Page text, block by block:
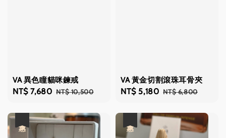
VA 異色瞳貓咪鍊戒
Sale
NT$ 7,680 Regular
NT$ 10,500
VA 黃金切割滾珠耳骨夾
Sale
NT$ 5,180 Regular
NT$ 6,800